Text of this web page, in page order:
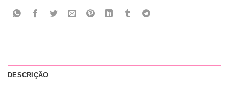
DESCRIÇÃO